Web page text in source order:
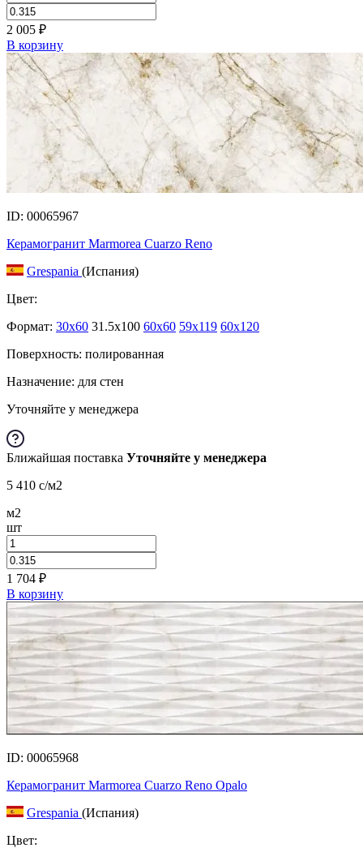
2 005 ₽
В корзину
ID: 00065967
Керамогранит Marmorea Cuarzo Reno
Grespania (Испания)
Цвет:
Формат: 30x60 31.5x100 60x60 59x119 60x120
Поверхность: полированная
Назначение: для стен
Уточняйте у менеджера
Ближайшая поставка Уточняйте у менеджера
5 410 c/м2
м2
шт
1 704 ₽
В корзину
ID: 00065968
Керамогранит Marmorea Cuarzo Reno Opalo
Grespania (Испания)
Цвет: